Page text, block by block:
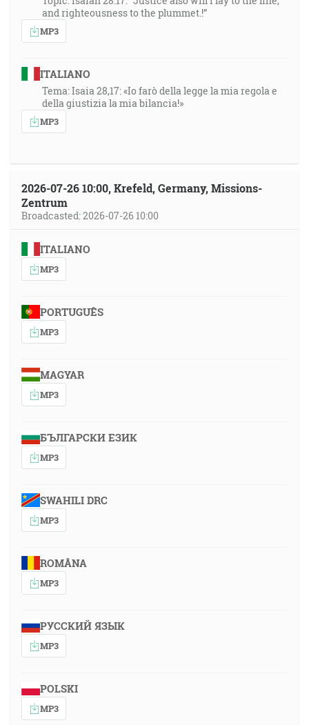
and righteousness to the plummet.!”
MP3
ITALIANO
Tema: Isaia 28,17: «Io farò della legge la mia regola e
della giustizia la mia bilancia!»
MP3
2026-07-26 10:00, Krefeld, Germany, Missions-
Zentrum
Broadcasted: 2026-07-26 10:00
ITALIANO
MP3
PORTUGUÊS
MP3
MAGYAR
MP3
БЪЛГАРСКИ ЕЗИК
MP3
SWAHILI DRC
MP3
ROMÂNA
MP3
РУССКИЙ ЯЗЫК
MP3
POLSKI
MP3